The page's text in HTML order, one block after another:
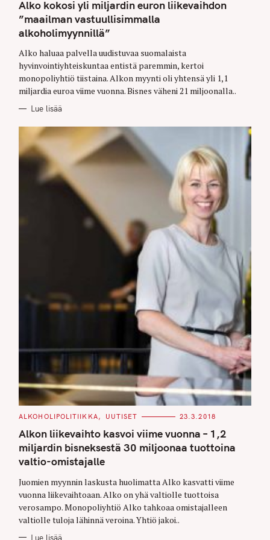
E
G
R
I
S
Alko kokosi yli miljardin euron liikevaihdon
”maailman vastuullisimmalla
alkoholimyynnillä”
Alko haluaa palvella uudistuvaa suomalaista
hyvinvointiyhteiskuntaa entistä paremmin, kertoi
monopoliyhtiö tiistaina. Alkon myynti oli yhtensä yli 1,1
miljardia euroa viime vuonna. Bisnes väheni 21 miljoonalla..
Lue lisää
C
T
E
G
O
R
I
S
ALKOHOLIPOLITIIKKA UUTISET 23.3.2018
Alkon liikevaihto kasvoi viime vuonna – 1,2
miljardin bisneksestä 30 miljoonaa tuottoina
valtio-omistajalle
Juomien myynnin laskusta huolimatta Alko kasvatti viime
vuonna liikevaihtoaan. Alko on yhä valtiolle tuottoisa
verosampo. Monopoliyhtiö Alko tahkoaa omistajalleen
valtiolle tuloja lähinnä veroina. Yhtiö jakoi..
Lue lisää